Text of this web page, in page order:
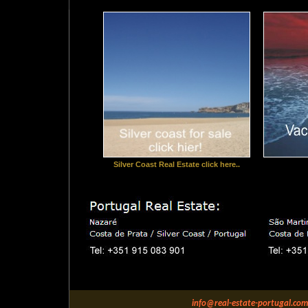
Silver Coast Real Estate click here..
info@real-estate-portugal.com